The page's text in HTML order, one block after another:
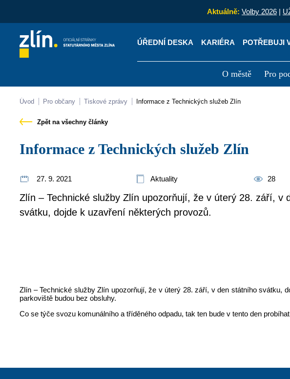
Aktuálně: Volby 2026 |
ÚŘEDNÍ DESKA KARIÉRA POTŘEBUJI
O městě Pro
Kontakty Úřední deska
Úvod Pro občany Tiskové zprávy Informace z Technických služeb Zlín
Zpět na všechny články
Informace z Technických služeb Zlín
27. 9. 2021 Aktuality 28
Zlín – Technické služby Zlín upozorňují, že v úterý 28. září, v
svátku, dojde k uzavření některých provozů.
Zlín – Technické služby Zlín upozorňují, že v úterý 28. září, v den státního svátku,
parkoviště budou bez obsluhy.
Co se týče svozu komunálního a tříděného odpadu, tak ten bude v tento den